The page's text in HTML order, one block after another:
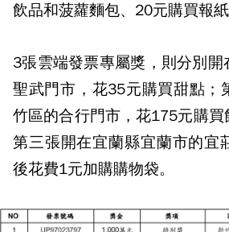
飲品和菠蘿麵包、20元購買報紙
3張雲端發票專屬獎，則分別開
聖武門市，花35元購買甜點；
竹區的合行門市，花175元購買
第三張開在宜蘭縣宜蘭市的宜
後花費1元加購購物袋。